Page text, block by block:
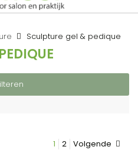
Sculpture gel & pedique
1 2 Volgende